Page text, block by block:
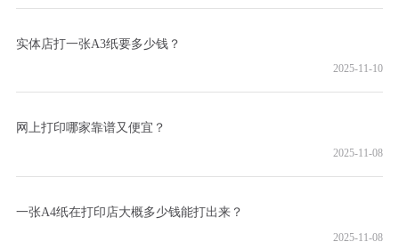
实体店打一张A3纸要多少钱？
2025-11-10
网上打印哪家靠谱又便宜？
2025-11-08
一张A4纸在打印店大概多少钱能打出来？
2025-11-08